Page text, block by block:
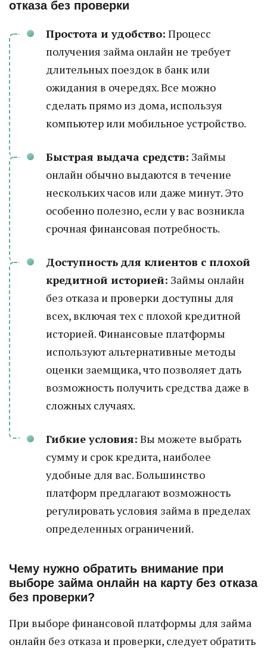
отказа без проверки
Простота и удобство: Процесс
получения займа онлайн не требует
длительных поездок в банк или
ожидания в очередях. Все можно
сделать прямо из дома, используя
компьютер или мобильное устройство.
Быстрая выдача средств: Займы
онлайн обычно выдаются в течение
нескольких часов или даже минут. Это
особенно полезно, если у вас возникла
срочная финансовая потребность.
Доступность для клиентов с плохой
кредитной историей: Займы онлайн
без отказа и проверки доступны для
всех, включая тех с плохой кредитной
историей. Финансовые платформы
используют альтернативные методы
оценки заемщика, что позволяет дать
возможность получить средства даже в
сложных случаях.
Гибкие условия: Вы можете выбрать
сумму и срок кредита, наиболее
удобные для вас. Большинство
платформ предлагают возможность
регулировать условия займа в пределах
определенных ограничений.
Чему нужно обратить внимание при
выборе займа онлайн на карту без отказа
без проверки?
При выборе финансовой платформы для займа
онлайн без отказа и проверки, следует обратить